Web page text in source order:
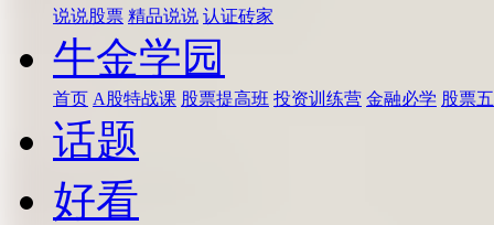
说说股票 精品说说 认证砖家
牛金学园
首页 A股特战课 股票提高班 投资训练营 金融必学 股票
话题
好看